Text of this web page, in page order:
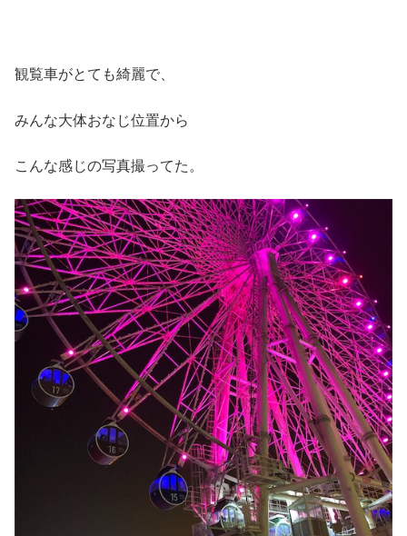
観覧車がとても綺麗で、
みんな大体おなじ位置から
こんな感じの写真撮ってた。